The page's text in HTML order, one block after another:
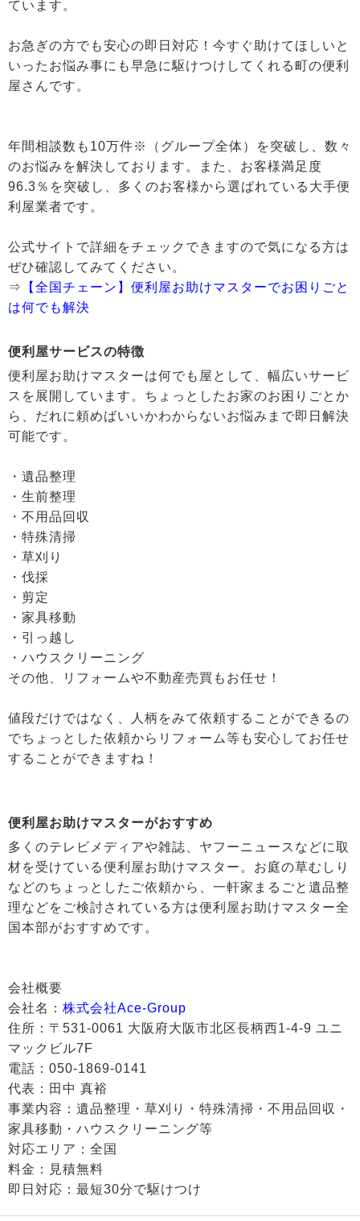
ています。
お急ぎの方でも安心の即日対応！今すぐ助けてほしいと
いったお悩み事にも早急に駆けつけしてくれる町の便利
屋さんです。
年間相談数も10万件※（グループ全体）を突破し、数々
のお悩みを解決しております。また、お客様満足度
96.3％を突破し、多くのお客様から選ばれている大手便
利屋業者です。
公式サイトで詳細をチェックできますので気になる方は
ぜひ確認してみてください。
⇒
【全国チェーン】便利屋お助けマスターでお困りごと
は何でも解決
便利屋サービスの特徴
便利屋お助けマスターは何でも屋として、幅広いサービ
スを展開しています。ちょっとしたお家のお困りごとか
ら、だれに頼めばいいかわからないお悩みまで即日解決
可能です。
・遺品整理
・生前整理
・不用品回収
・特殊清掃
・草刈り
・伐採
・剪定
・家具移動
・引っ越し
・ハウスクリーニング
その他、リフォームや不動産売買もお任せ！
値段だけではなく、人柄をみて依頼することができるの
でちょっとした依頼からリフォーム等も安心してお任せ
することができますね！
便利屋お助けマスターがおすすめ
多くのテレビメディアや雑誌、ヤフーニュースなどに取
材を受けている便利屋お助けマスター。お庭の草むしり
などのちょっとしたご依頼から、一軒家まるごと遺品整
理などをご検討されている方は便利屋お助けマスター全
国本部がおすすめです。
会社概要
会社名： 株式会社Ace-Group
住所：〒531-0061 大阪府大阪市北区長柄西1-4-9 ユニ
マックビル7F
電話：050-1869-0141
代表：田中 真裕
事業内容：遺品整理・草刈り・特殊清掃・不用品回収・
家具移動・ハウスクリーニング等
対応エリア：全国
料金：見積無料
即日対応：最短30分で駆けつけ